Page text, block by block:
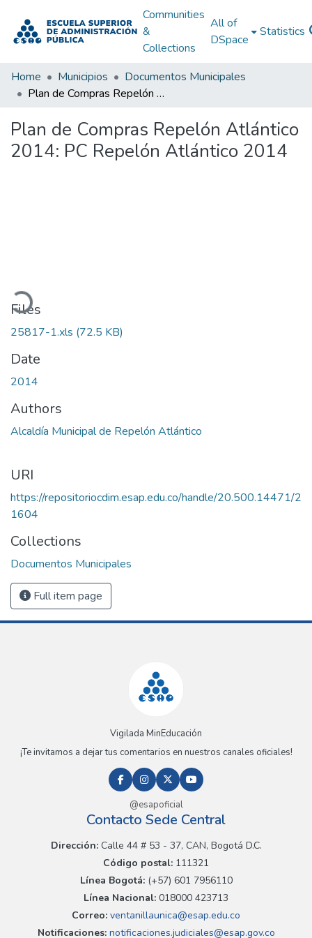
Communities
&
Collections
All of
DSpace
Statistics
Home Municipios
Documentos Municipales
Plan de Compras Repelón Atlántico 2014: PC Repelón Atlántico 2014
Plan de Compras Repelón Atlántico
2014: PC Repelón Atlántico 2014
Files
25817-1.xls (72.5 KB)
Date
2014
Authors
Alcaldía Municipal de Repelón Atlántico
URI
https://repositoriocdim.esap.edu.co/handle/20.500.14471/2
1604
Collections
Documentos Municipales
Full item page
Vigilada MinEducación
¡Te invitamos a dejar tus comentarios en nuestros canales oficiales!
@esapoficial
Contacto Sede Central
Dirección:Calle 44 # 53 - 37, CAN, Bogotá D.C.
Código postal: 111321
Línea Bogotá:(+57) 601 7956110
Línea Nacional: 018000 423713
Correo: ventanillaunica@esap.edu.co
Notificaciones:notificaciones.judiciales@esap.gov.co